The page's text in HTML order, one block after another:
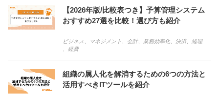
【2026年版/比較表つき】予算管理システム
おすすめ27選を比較！選び方も紹介
ビジネス マネジメント 会計、 業務効率化、 決済、 経理
経費
組織の属人化を解消するための6つの方法と
活用すべきITツールを紹介